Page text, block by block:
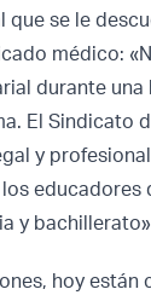
que se le
médico:
durante una
El Sindicato
y
educadores
y
hoy están